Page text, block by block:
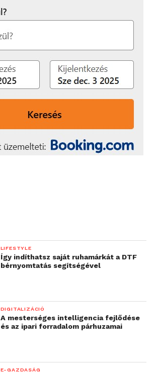
LIFESTYLE
Így indíthatsz saját ruhamárkát a DTF
bérnyomtatás segítségével
DIGITALIZÁCIÓ
A mesterséges intelligencia fejlődése
és az ipari forradalom párhuzamai
E-GAZDASÁG